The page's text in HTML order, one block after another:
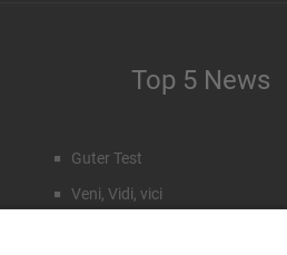
Top 5 News
Guter Test
Veni, Vidi, vici